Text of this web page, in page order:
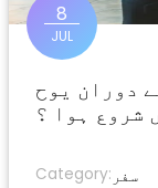
8
JUL
سفر ( ۲۰26ء ) کے دوران یوح
شروع ہوا ؟
Category: سفر